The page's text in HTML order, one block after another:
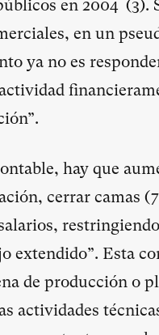
en 2004 (3).
en un
ya no es
hay que
cerrar camas
extendido”. Esta
de producción o
actividades